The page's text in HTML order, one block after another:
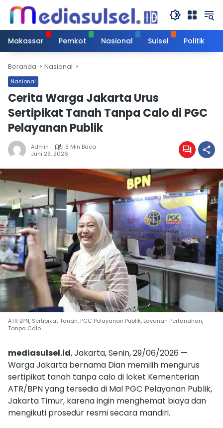
Langsung
konten
Makassar
Pemkot Nasional Sulsel Politik
Beranda Nasional
Nasional
Cerita Warga Jakarta Urus
Sertipikat Tanah Tanpa Calo di PGC
Pelayanan Publik
Admin
3 Min Baca
Juni 29, 2026
ATR BPN, Sertipikat Tanah, PGC Pelayanan Publik, Layanan Pertanahan,
Tanpa Calo
mediasulsel.id, Jakarta, Senin, 29/06/2026 —
Warga Jakarta bernama Dian memilih mengurus
sertipikat tanah tanpa calo di loket Kementerian
ATR/BPN yang tersedia di Mal PGC Pelayanan Publik,
Jakarta Timur, karena ingin menghemat biaya dan
mengikuti prosedur resmi secara mandiri.